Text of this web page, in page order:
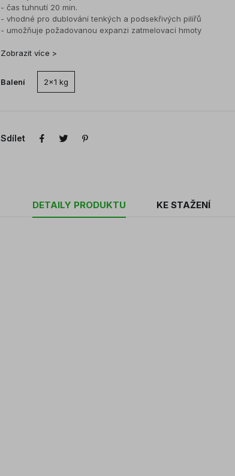
- čas tuhnutí 20 min.
- vhodné pro dublování tenkých a podsekřivých pilířů
- umožňuje požadovanou expanzi zatmelovací hmoty
Zobrazit více >
Balení 2x1 kg
Sdílet
DETAILY PRODUKTU KE STAŽENÍ